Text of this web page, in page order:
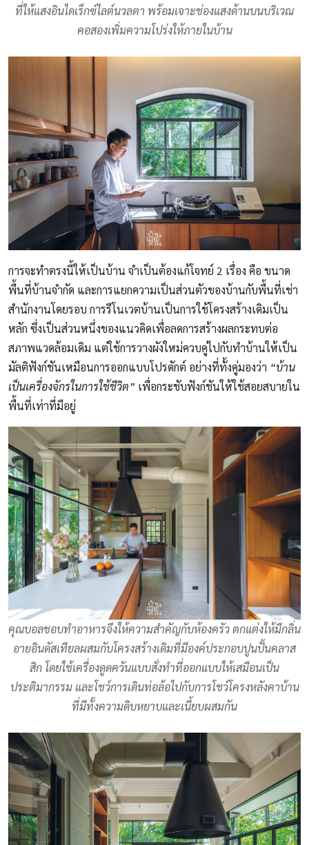
ที่ให้แสงอินไดเร็กซ์ไลต์นวลตา พร้อมเจาะช่องแสงด้านบนบริเวณ
คอสองเพิ่มความโปร่งให้ภายในบ้าน
การจะทำตรงนี้ให้เป็นบ้าน จำเป็นต้องแก้โจทย์ 2 เรื่อง คือ ขนาด
พื้นที่บ้านจำกัด และการแยกความเป็นส่วนตัวของบ้านกับพื้นที่เช่า
สำนักงานโดยรอบ การรีโนเวตบ้านเป็นการใช้โครงสร้างเดิมเป็น
หลัก ซึ่งเป็นส่วนหนึ่งของแนวคิดเพื่อลดการสร้างผลกระทบต่อ
สภาพแวดล้อมเดิม แต่ใช้การวางผังใหม่ควบคู่ไปกับทำบ้านให้เป็น
มัลติฟังก์ชันเหมือนการออกแบบโปรดักต์ อย่างที่ทั้งคู่มองว่า “บ้าน
เป็นเครื่องจักรในการใช้ชีวิต” เพื่อกระชับฟังก์ชันให้ใช้สอยสบายใน
พื้นที่เท่าที่มีอยู่
คุณบอลชอบทำอาหารจึงให้ความสำคัญกับห้องครัว ตกแต่งให้มีกลิ่น
อายอินดัสเทียลผสมกับโครงสร้างเดิมที่มีองค์ประกอบปูนปั้นคลาส
สิก โดยใช้เครื่องดูดควันแบบสั่งทำที่ออกแบบให้เสมือนเป็น
ประติมากรรม และโชว์การเดินท่อล้อไปกับการโชว์โครงหลังคาบ้าน
ที่มีทั้งความดิบหยาบและเนี้ยบผสมกัน